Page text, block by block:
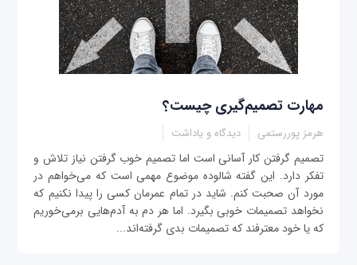
مهارت تصمیم‌گیری چیست؟
هرمز پوررستمی دیدگاه و یاداشت
تصمیم‌ گرفتن کار آسانی است اما تصمیم خوب گرفتن نیاز تلاش و
تفکر دارد. این گفته شالوده موضوع مهمی است که می‌خواهم در
مورد آن صحبت کنم. شاید در تمام عمرمان کسی را پیدا نکنیم که
نخواهد تصمیمات خوبی بگیرد. اما هر دم به آدم‌هایی برمی‌خوریم
که یا خود معترفند که تصمیمات بدی گرفته‌اند...